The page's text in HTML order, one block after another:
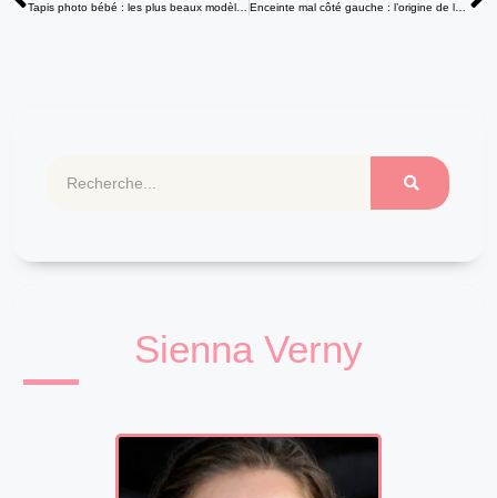
Enceinte mal côté gauche : l’origine de la douleur est-elle normale ?
Sienna Verny